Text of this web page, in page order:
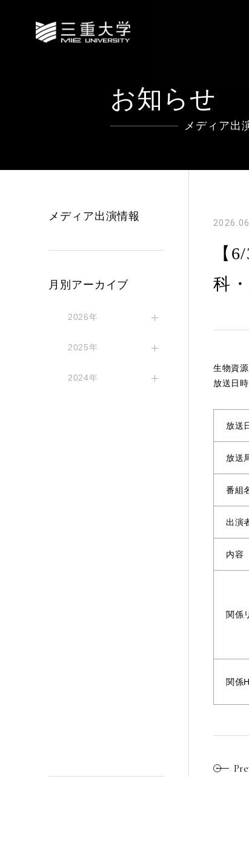
お知らせ
メディア出
【
科
生物資
放送日
放送
放送
番組
出演
内容
関係
関係
メディア出演情報
月別アーカイブ
2026年
2025年
2024年